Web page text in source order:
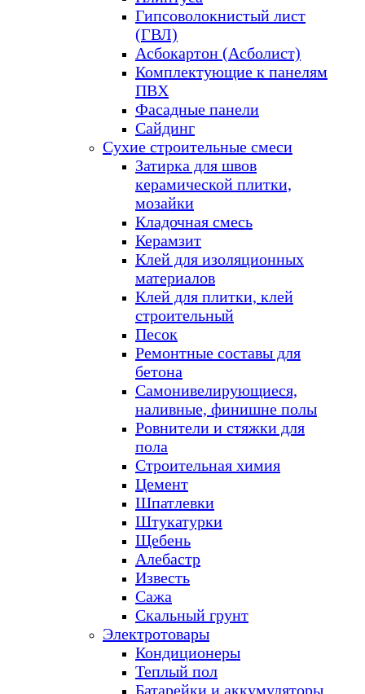
Гипсоволокнистый лист
(ГВЛ)
Асбокартон (Асболист)
Комплектующие к панелям
ПВХ
Фасадные панели
Сайдинг
Сухие строительные смеси
Затирка для швов
керамической плитки,
мозайки
Кладочная смесь
Керамзит
Клей для изоляционных
материалов
Клей для плитки, клей
строительный
Песок
Ремонтные составы для
бетона
Самонивелирующиеся,
наливные, финишне полы
Ровнители и стяжки для
пола
Строительная химия
Цемент
Шпатлевки
Штукатурки
Щебень
Алебастр
Известь
Сажа
Скальный грунт
Электротовары
Кондиционеры
Теплый пол
Батарейки и аккумуляторы